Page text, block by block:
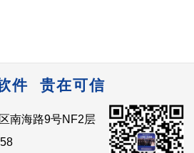
件 贵在可信
南海路9号NF2层